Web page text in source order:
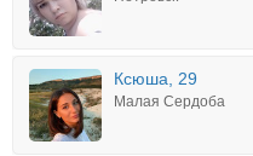
Ксюша, 29
Малая Сердоба